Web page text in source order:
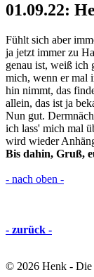
01.09.22:
Fühlt sich aber
ja jetzt immer zu
genau ist, weiß ich
mich, wenn er mal
hin nimmt, das
allein, das ist ja
Nun gut.
ich lass' mich mal
wird wieder
Bis dahin, Gruß,
- nach oben -
- zurück -
© 2026 Henk - Die